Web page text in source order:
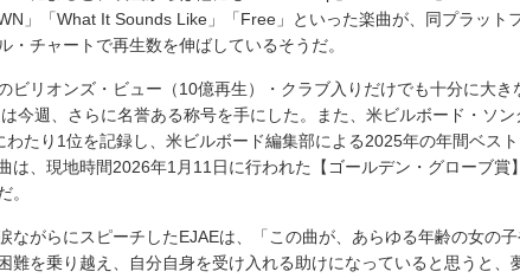
」「What It Sounds Like」「Free」といった楽曲が、同プラット
・チャートで再生数を伸ばしているそうだ。
ビリオンズ・ビュー（10億再生）・クラブ入りだけでも十分に大き
は今週、さらに名誉ある称号を手にした。また、米ビルボード・ソ
わたり1位を記録し、米ビルボード編集部による2025年の年間ベス
は、現地時間2026年1月11日に行われた【ゴールデン・グローブ賞
。
ながらにスピーチしたEJAEは、「この曲が、あらゆる年齢の女の
難を乗り越え、自分自身を受け入れる助けになっていると思うと、